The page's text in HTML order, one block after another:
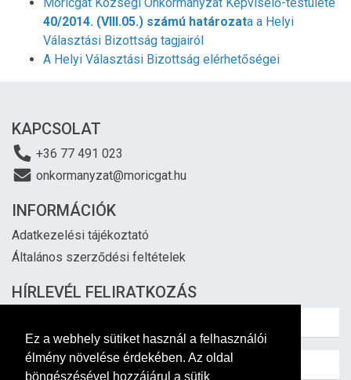
Ez a webhely sütiket használ a felhasználói
élmény növelése érdekében. Az oldal
böngészésével hozzájárul a sütik
40/2014. (VIII.05.) számú határozata a Helyi
Választási Bizottság tagjairól
A Helyi Választási Bizottság elérhetőségei
KAPCSOLAT
+36 77 491 023
onkormanyzat@moricgat.hu
INFORMÁCIÓK
Adatkezelési tájékoztató
Általános szerződési feltételek
HÍRLEVÉL FELIRATKOZÁS